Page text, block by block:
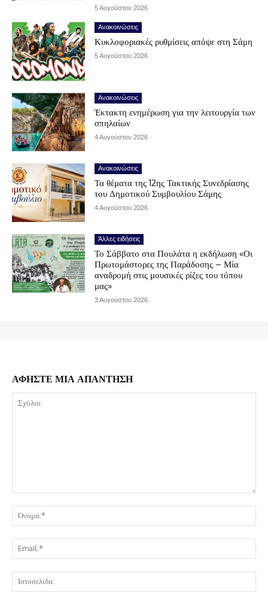
5 Αυγούστου 2026
Ανακοινώσεις
Κυκλοφοριακές ρυθμίσεις απόψε στη Σάμη
5 Αυγούστου 2026
Ανακοινώσεις
Έκτακτη ενημέρωση για την λειτουργία των
σπηλαίων
4 Αυγούστου 2026
Ανακοινώσεις
Τα θέματα της 12ης Τακτικής Συνεδρίασης
του Δημοτικού Συμβουλίου Σάμης
4 Αυγούστου 2026
Άλλες ειδήσεις
Το Σάββατο στα Πουλάτα η εκδήλωση «Οι
Πρωτομάστορες της Παράδοσης – Μία
αναδρομή στις μουσικές ρίζες του τόπου
μας»
3 Αυγούστου 2026
ΑΦΗΣΤΕ ΜΙΑ ΑΠΑΝΤΗΣΗ